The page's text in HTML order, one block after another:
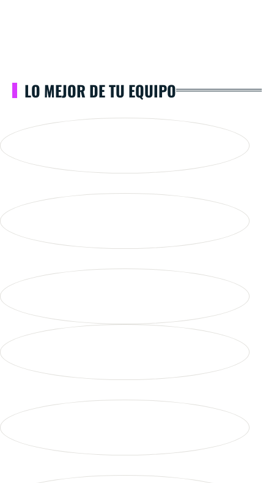
LO MEJOR DE TU EQUIPO